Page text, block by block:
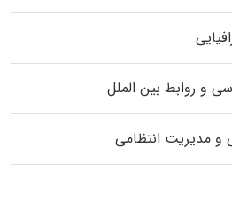
و روابط بین الملل
و مدیریت انتظامی